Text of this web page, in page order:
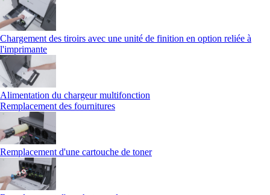
Chargement des tiroirs avec une unité de finition en option reliée à
l'imprimante
Alimentation du chargeur multifonction
Remplacement des fournitures
Remplacement d'une cartouche de toner